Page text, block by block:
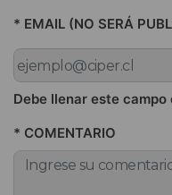
* EMAIL (NO SERÁ
Debe llenar este
* COMENTARIO